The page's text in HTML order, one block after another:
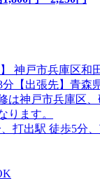
】 神戸市兵庫区
分【出張先】青
神戸市兵庫区、
ります。
打出駅 徒歩5分